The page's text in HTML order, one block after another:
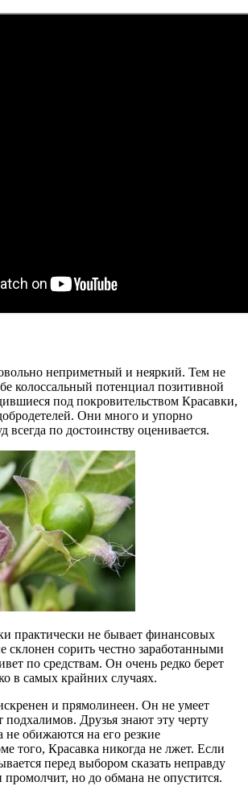
неприметный и неяркий. Тем не
колоссальный потенциал позитивной
под покровительством Красавки,
Они много и упорно
всегда по достоинству оценивается.
практически не бывает финансовых
склонен сорить честно заработанными
по средствам. Он очень редко берет
в самых крайних случаях.
и прямолинеен. Он не умеет
подхалимов. Друзья знают эту черту
не обижаются на его резкие
того, Красавка никогда не лжет. Если
перед выбором сказать неправду
но до обмана не опустится.